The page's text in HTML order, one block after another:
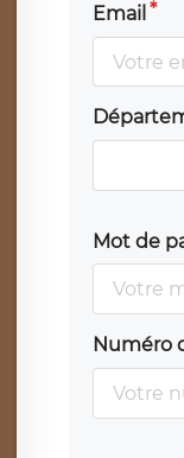
Email
Mot de
Numéro